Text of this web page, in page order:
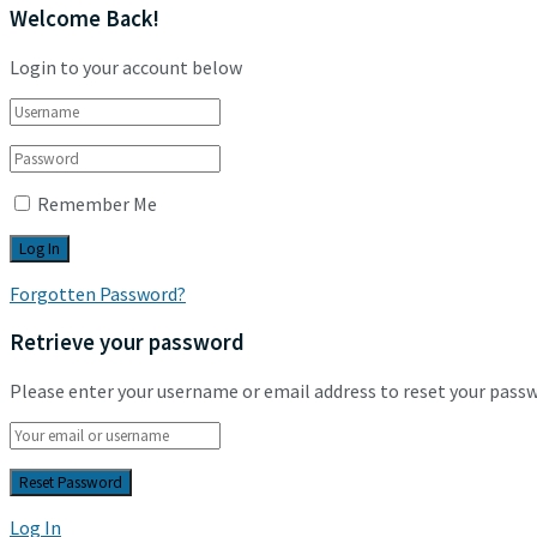
Welcome Back!
Login to your account below
Remember Me
Forgotten Password?
Retrieve your password
Please enter your username or email address to reset your
Log In